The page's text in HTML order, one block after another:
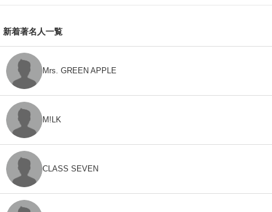
新着著名人一覧
Mrs. GREEN APPLE
M!LK
CLASS SEVEN